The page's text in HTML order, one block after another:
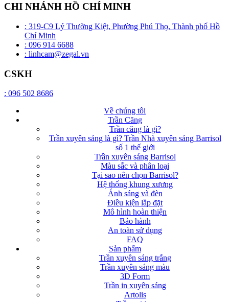
CHI NHÁNH HỒ CHÍ MINH
: 319-C9 Lý Thường Kiệt, Phường Phú Thọ, Thành phố Hồ
Chí Minh
: 096 914 6688
: linhcam@zegal.vn
CSKH
: 096 502 8686
Về chúng tôi
Trần Căng
Trần căng là gì?
Trần xuyên sáng là gì? Trần Nhà xuyên sáng Barrisol
số 1 thế giới
Trần xuyên sáng Barrisol
Màu sắc và phân loại
Tại sao nên chọn Barrisol?
Hệ thống khung xương
Ánh sáng và đèn
Điều kiện lắp đặt
Mô hình hoàn thiện
Bảo hành
An toàn sử dụng
FAQ
Sản phẩm
Trần xuyên sáng trắng
Trần xuyên sáng màu
3D Form
Trần in xuyên sáng
Artolis